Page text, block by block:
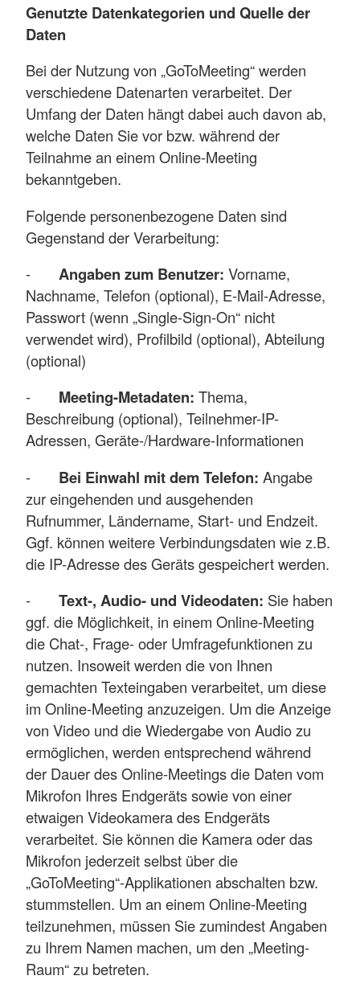
Genutzte Datenkategorien und Quelle der
Daten
Bei der Nutzung von „GoToMeeting“ werden
verschiedene Datenarten verarbeitet. Der
Umfang der Daten hängt dabei auch davon ab,
welche Daten Sie vor bzw. während der
Teilnahme an einem Online-Meeting
bekanntgeben.
Folgende personenbezogene Daten sind
Gegenstand der Verarbeitung:
- Angaben zum Benutzer: Vorname,
Nachname, Telefon (optional), E-Mail-Adresse,
Passwort (wenn „Single-Sign-On“ nicht
verwendet wird), Profilbild (optional), Abteilung
(optional)
- Meeting-Metadaten: Thema,
Beschreibung (optional), Teilnehmer-IP-
Adressen, Geräte-/Hardware-Informationen
- Bei Einwahl mit dem Telefon: Angabe
zur eingehenden und ausgehenden
Rufnummer, Ländername, Start- und Endzeit.
Ggf. können weitere Verbindungsdaten wie z.B.
die IP-Adresse des Geräts gespeichert werden.
- Text-, Audio- und Videodaten: Sie haben
ggf. die Möglichkeit, in einem Online-Meeting
die Chat-, Frage- oder Umfragefunktionen zu
nutzen. Insoweit werden die von Ihnen
gemachten Texteingaben verarbeitet, um diese
im Online-Meeting anzuzeigen. Um die Anzeige
von Video und die Wiedergabe von Audio zu
ermöglichen, werden entsprechend während
der Dauer des Online-Meetings die Daten vom
Mikrofon Ihres Endgeräts sowie von einer
etwaigen Videokamera des Endgeräts
verarbeitet. Sie können die Kamera oder das
Mikrofon jederzeit selbst über die
„GoToMeeting“-Applikationen abschalten bzw.
stummstellen. Um an einem Online-Meeting
teilzunehmen, müssen Sie zumindest Angaben
zu Ihrem Namen machen, um den „Meeting-
Raum“ zu betreten.